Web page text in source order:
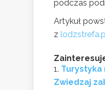
podczas
Artykuł
z
Turystyka
Zwiedzaj